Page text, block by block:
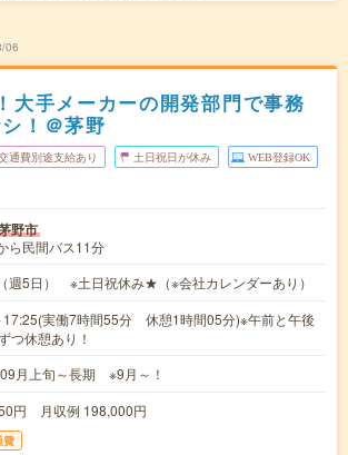
06
大手メーカーの開発部門で事務
！＠茅野
通費別途支給あり 土日祝日が休み WEB登録OK
野市
ら民間バス11分
週5日） ※土日祝休み★（※会社カレンダーあり）
17:25(実働7時間55分 休憩1時間05分)※午前と午後
つ休憩あり！
月上旬～長期 ※9月～！
円 月収例 198,000円
費